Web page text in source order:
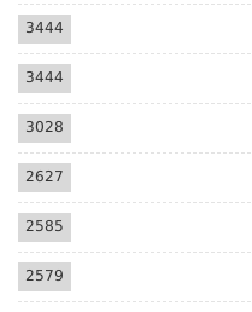
3444
3444
3028
2627
2585
2579